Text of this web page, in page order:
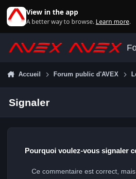
View in the app
A better way to browse. Learn more.
Accueil Forum public d'AVEX
Signaler
Pourquoi voulez-vous signaler